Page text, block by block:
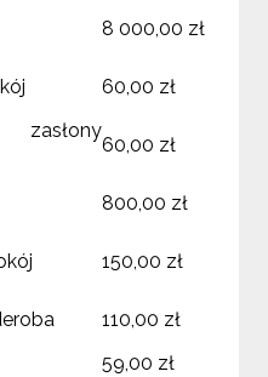
8 000,00 zł
60,00 zł
60,00 zł
800,00 zł
150,00 zł
110,00 zł
59,00 zł